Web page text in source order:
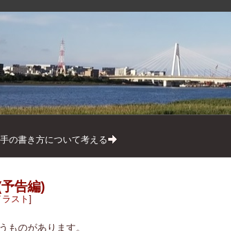
の書き方について考える
告編)
ラスト
ものがあります。